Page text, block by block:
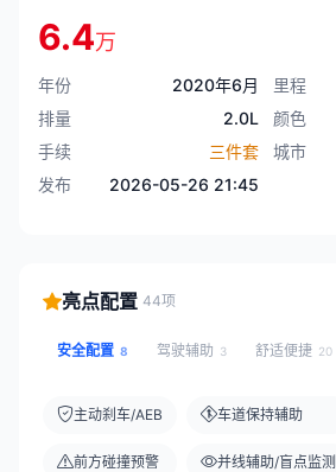
6.4万
年份 2020年6月 里程
排量
2.0L 颜色
手续
三件套 城市
发布
2026-05-26 21:45
亮点配置 44项
安全配置 8 驾驶辅助 3 舒适便捷 20
主动刹车/AEB
前方碰撞预警
车道保持辅助
并线辅助/盲点监测